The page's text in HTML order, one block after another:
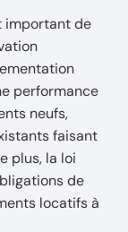
important de
performance
neufs,
faisant
plus, la loi
de
locatifs à